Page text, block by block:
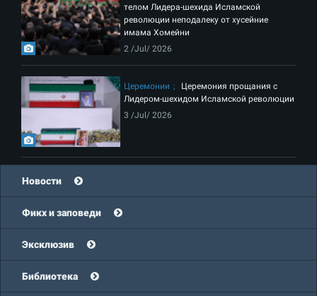
телом Лидера-шехида Исламской
революции неподалеку от хусейние
имама Хомейни
2 /Jul/ 2026
Церемонии
Церемония прощания с
Лидером-шехидом Исламской революции
3 /Jul/ 2026
Новости
Фикх и заповеди
Эксклюзив
Библиотека